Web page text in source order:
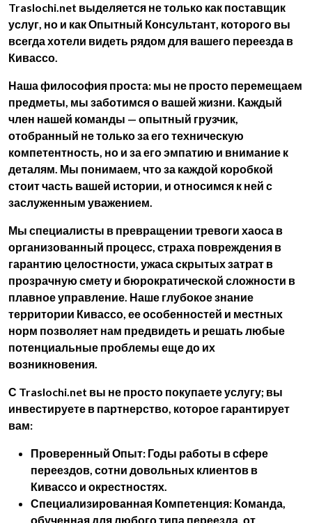
Traslochi.net выделяется не только как поставщик
услуг, но и какОпытный Консультант, которого вы
всегда хотели видеть рядом для вашего переезда в
Кивассо.
Наша философия проста: мы не просто перемещаем
предметы, мы заботимся о вашей жизни. Каждый
член нашей команды — опытный грузчик,
отобранный не только за его техническую
компетентность, но и за его эмпатию и внимание к
деталям. Мы понимаем, что за каждой коробкой
стоит часть вашей истории, и относимся к ней с
заслуженным уважением.
Мы специалисты в превращении тревоги хаоса в
организованный процесс, страха повреждения в
гарантию целостности, ужаса скрытых затрат в
прозрачную смету и бюрократической сложности в
плавное управление. Наше глубокое знание
территории Кивассо, ее особенностей и местных
норм позволяет нам предвидеть и решать любые
потенциальные проблемы еще до их
возникновения.
С Traslochi.net вы не просто покупаете услугу; вы
инвестируете в партнерство, которое гарантирует
вам:
Проверенный Опыт: Годы работы в сфере
переездов, сотни довольных клиентов в
Кивассо и окрестностях.
Специализированная Компетенция: Команда,
обученная для любого типа переезда, от